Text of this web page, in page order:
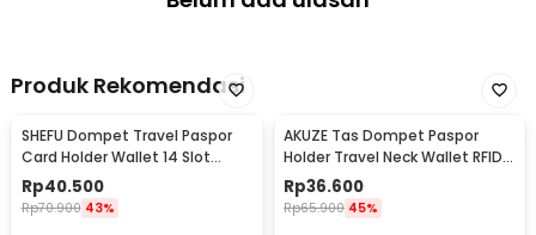
Produk Rekomendasi
SHEFU Dompet Travel Paspor
Card Holder Wallet 14 Slot
Waterproof - YP21
Rp40.500
Rp70.900 43%
AKUZE Tas Dompet Paspor
Holder Travel Neck Wallet RFID
Blocking - YT15
Rp36.600
Rp65.900 45%